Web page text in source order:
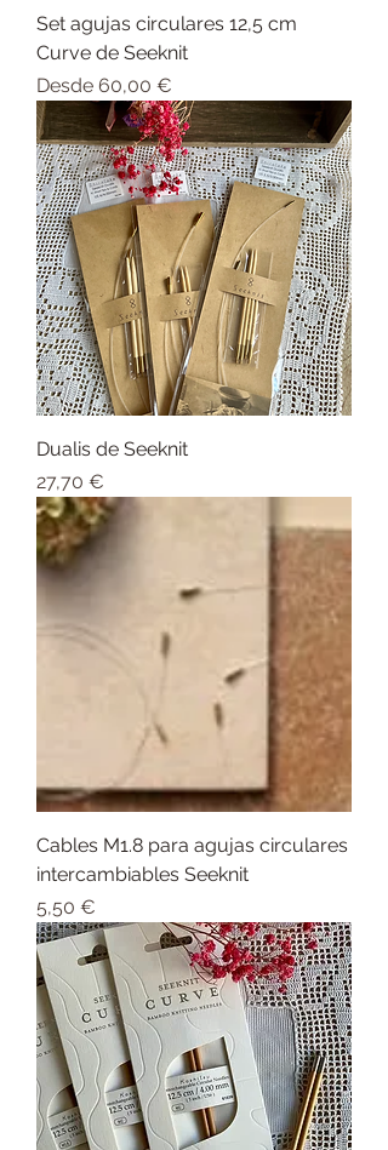
Set agujas circulares 12,5 cm
Curve de Seeknit
Desde 60,00 €
Precio de oferta
Dualis de Seeknit
Precio
27,70 €
Cables M1.8 para agujas circulares
intercambiables Seeknit
Precio
5,50 €